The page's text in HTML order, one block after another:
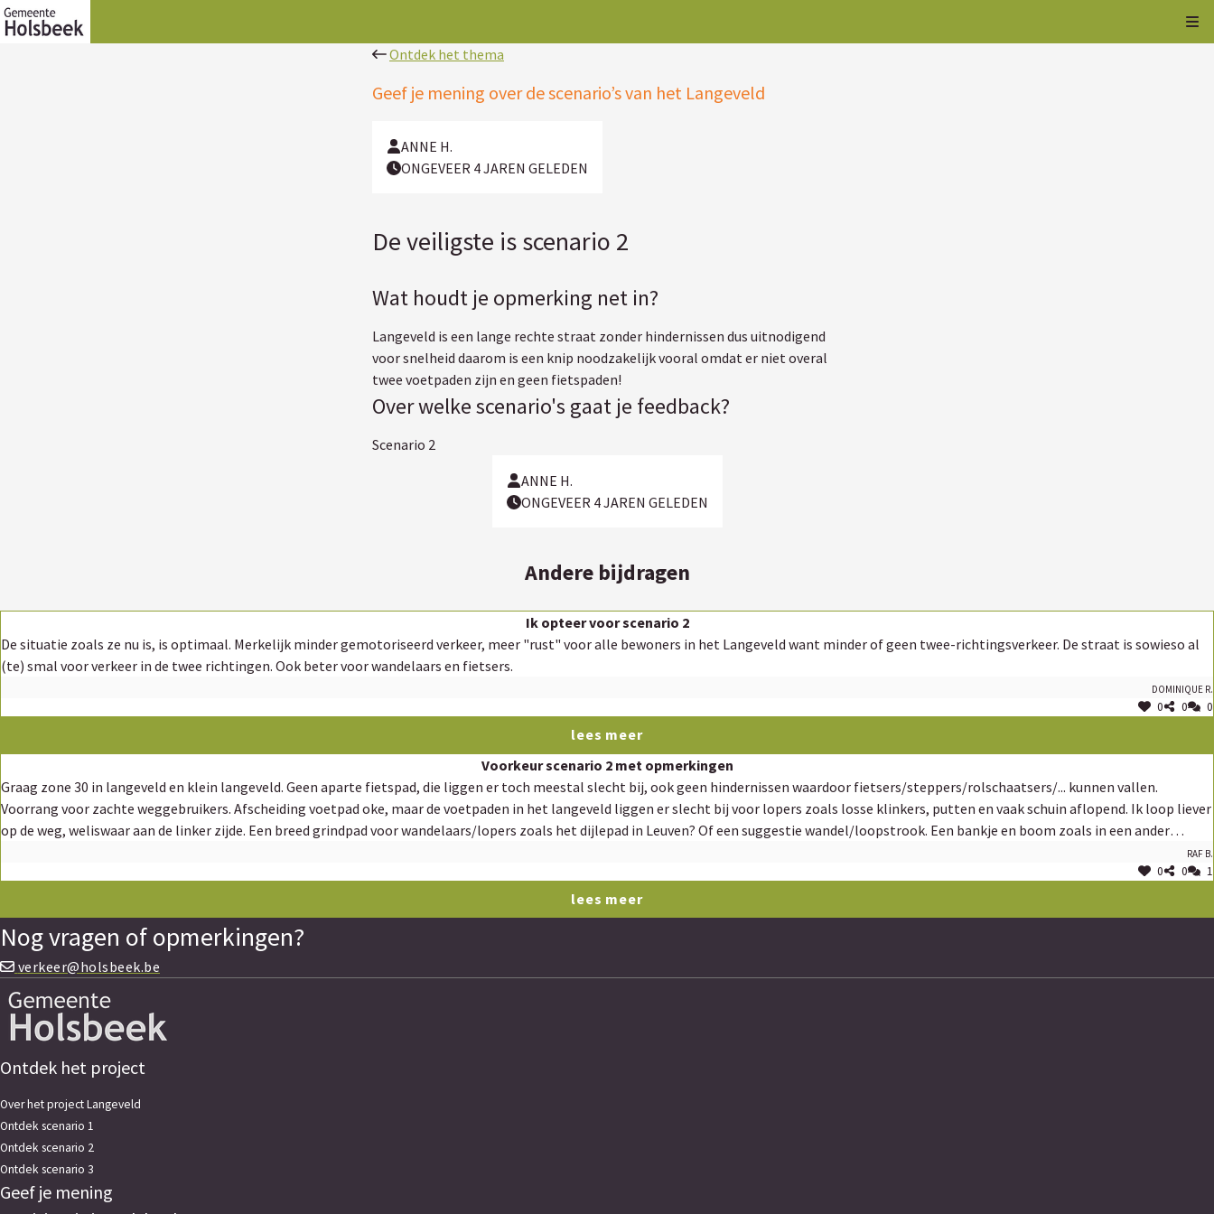
Ontdek het thema
Geef je mening over de scenario’s van het Langeveld
ANNE H.
ONGEVEER 4 JAREN GELEDEN
De veiligste is scenario 2
Wat houdt je opmerking net in?
Langeveld is een lange rechte straat zonder hindernissen dus uitnodigend
voor snelheid daarom is een knip noodzakelijk vooral omdat er niet overal
twee voetpaden zijn en geen fietspaden!
Over welke scenario's gaat je feedback?
Scenario 2
ANNE H.
ONGEVEER 4 JAREN GELEDEN
Andere bijdragen
Ik opteer voor scenario 2
De situatie zoals ze nu is, is optimaal. Merkelijk minder gemotoriseerd verkeer, meer "rust" voor alle bewoners in het Langeveld want minder of geen twee-richtingsverkeer. De straat is sowieso al
(te) smal voor verkeer in de twee richtingen. Ook beter voor wandelaars en fietsers.
Dominique R.
0 0 0
lees meer
Voorkeur scenario 2 met opmerkingen
Graag zone 30 in langeveld en klein langeveld. Geen aparte fietspad, die liggen er toch meestal slecht bij, ook geen hindernissen waardoor fietsers/steppers/rolschaatsers/... kunnen vallen.
Voorrang voor zachte weggebruikers. Afscheiding voetpad oke, maar de voetpaden in het langeveld liggen er slecht bij voor lopers zoals losse klinkers, putten en vaak schuin aflopend. Ik loop liever
op de weg, weliswaar aan de linker zijde. Een breed grindpad voor wandelaars/lopers zoals het dijlepad in Leuven? Of een suggestie wandel/loopstrook. Een bankje en boom zoals in een ander
Kunnen hulpdiensten/vuilkar door aan de knip? Paaltjes die zakken? De knip zoals ze nu is vind ik de beste, als ik naar Holsbeek dorp moet met de auto rij ik wel rond. Kan Roelants nergens anders
dan het langeveld naartoe, aan de zagerij ofzo? Is dat al onderzocht? Een extra (veld)weg voor hun voorzien tss leuvensebaan en langeveld? Ik vind het wel raar dat Roelants zo belangrijk is voor de
gemeente. Ik lees ook niets over wat men juist met het wegdek/afwatering/... in het langeveld wilt doen? Komt hier een nieuw wegdek? Terug beton gieten (is dat milieuvriendelijk?) Moeten er
nieuwe leidingen voorzien worden? Gaan er gerecycleerde producten gebruikt worden indien grote aanpassingen? Is er aandacht voor doorwatering?
Raf B.
0 0 1
lees meer
Nog vragen of opmerkingen?
verkeer@holsbeek.be
Ontdek het project
Over het project Langeveld
Ontdek scenario 1
Ontdek scenario 2
Ontdek scenario 3
Geef je mening